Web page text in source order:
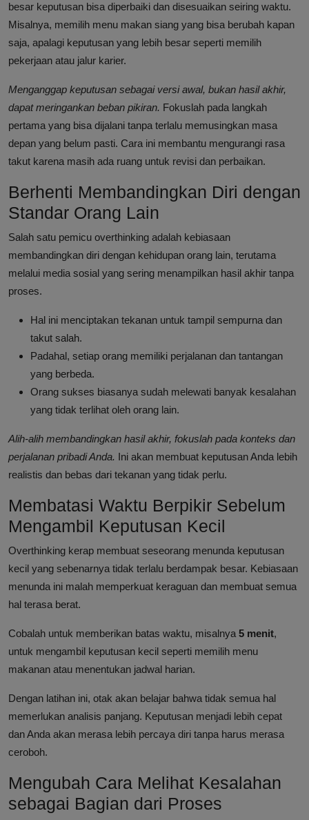
besar keputusan bisa diperbaiki dan disesuaikan seiring waktu.
Misalnya, memilih menu makan siang yang bisa berubah kapan
saja, apalagi keputusan yang lebih besar seperti memilih
pekerjaan atau jalur karier.
Menganggap keputusan sebagai versi awal, bukan hasil akhir,
dapat meringankan beban pikiran. Fokuslah pada langkah
pertama yang bisa dijalani tanpa terlalu memusingkan masa
depan yang belum pasti. Cara ini membantu mengurangi rasa
takut karena masih ada ruang untuk revisi dan perbaikan.
Berhenti Membandingkan Diri dengan
Standar Orang Lain
Salah satu pemicu overthinking adalah kebiasaan
membandingkan diri dengan kehidupan orang lain, terutama
melalui media sosial yang sering menampilkan hasil akhir tanpa
proses.
Hal ini menciptakan tekanan untuk tampil sempurna dan
takut salah.
Padahal, setiap orang memiliki perjalanan dan tantangan
yang berbeda.
Orang sukses biasanya sudah melewati banyak kesalahan
yang tidak terlihat oleh orang lain.
Alih-alih membandingkan hasil akhir, fokuslah pada konteks dan
perjalanan pribadi Anda. Ini akan membuat keputusan Anda lebih
realistis dan bebas dari tekanan yang tidak perlu.
Membatasi Waktu Berpikir Sebelum
Mengambil Keputusan Kecil
Overthinking kerap membuat seseorang menunda keputusan
kecil yang sebenarnya tidak terlalu berdampak besar. Kebiasaan
menunda ini malah memperkuat keraguan dan membuat semua
hal terasa berat.
Cobalah untuk memberikan batas waktu, misalnya 5 menit,
untuk mengambil keputusan kecil seperti memilih menu
makanan atau menentukan jadwal harian.
Dengan latihan ini, otak akan belajar bahwa tidak semua hal
memerlukan analisis panjang. Keputusan menjadi lebih cepat
dan Anda akan merasa lebih percaya diri tanpa harus merasa
ceroboh.
Mengubah Cara Melihat Kesalahan
sebagai Bagian dari Proses